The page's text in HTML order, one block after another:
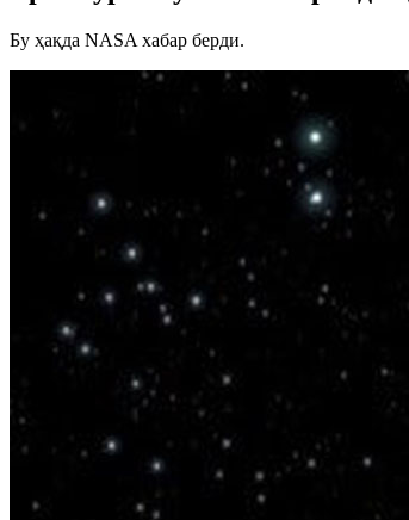
Бу ҳақда NASA хабар берди.